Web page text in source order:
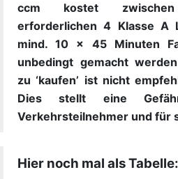
ccm kostet
erforderlichen 4 Klasse A
mind. 10 x 45 Minuten
unbedingt gemacht
zu ‘kaufen’ ist nicht
Dies stellt eine
Verkehrsteilnehmer und für
Hier noch mal als Tabelle: